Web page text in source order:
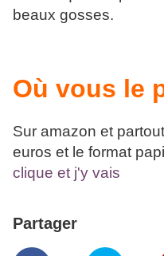
beaux gosses.
Où vous le
Sur amazon et
euros et le format
clique et j'y vais
Partager